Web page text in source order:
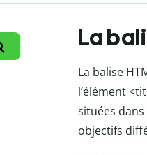
La
La balise
l’élément
situées dans
objectifs